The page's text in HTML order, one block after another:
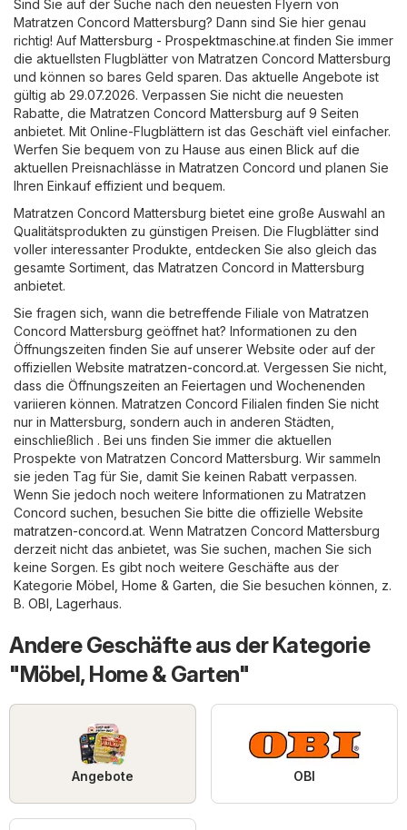
Sind Sie auf der Suche nach den neuesten Flyern von
Matratzen Concord Mattersburg? Dann sind Sie hier genau
richtig! Auf Mattersburg - Prospektmaschine.at finden Sie immer
die aktuellsten Flugblätter von Matratzen Concord Mattersburg
und können so bares Geld sparen. Das aktuelle Angebote ist
gültig ab 29.07.2026. Verpassen Sie nicht die neuesten
Rabatte, die Matratzen Concord Mattersburg auf 9 Seiten
anbietet. Mit Online-Flugblättern ist das Geschäft viel einfacher.
Werfen Sie bequem von zu Hause aus einen Blick auf die
aktuellen Preisnachlässe in Matratzen Concord und planen Sie
Ihren Einkauf effizient und bequem.
Matratzen Concord Mattersburg bietet eine große Auswahl an
Qualitätsprodukten zu günstigen Preisen. Die Flugblätter sind
voller interessanter Produkte, entdecken Sie also gleich das
gesamte Sortiment, das Matratzen Concord in Mattersburg
anbietet.
Sie fragen sich, wann die betreffende Filiale von Matratzen
Concord Mattersburg geöffnet hat? Informationen zu den
Öffnungszeiten finden Sie auf unserer Website oder auf der
offiziellen Website matratzen-concord.at. Vergessen Sie nicht,
dass die Öffnungszeiten an Feiertagen und Wochenenden
variieren können. Matratzen Concord Filialen finden Sie nicht
nur in Mattersburg, sondern auch in anderen Städten,
einschließlich . Bei uns finden Sie immer die aktuellen
Prospekte von Matratzen Concord Mattersburg. Wir sammeln
sie jeden Tag für Sie, damit Sie keinen Rabatt verpassen.
Wenn Sie jedoch noch weitere Informationen zu Matratzen
Concord suchen, besuchen Sie bitte die offizielle Website
matratzen-concord.at. Wenn Matratzen Concord Mattersburg
derzeit nicht das anbietet, was Sie suchen, machen Sie sich
keine Sorgen. Es gibt noch weitere Geschäfte aus der
Kategorie Möbel, Home & Garten , die Sie besuchen können, z.
B. OBI Lagerhaus.
Andere Geschäfte aus der Kategorie
"Möbel, Home & Garten"
Angebote OBI